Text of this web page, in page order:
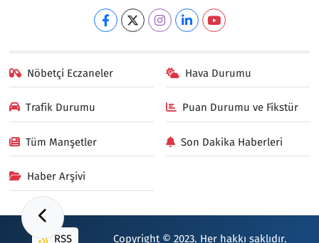
Nöbetçi Eczaneler Hava Durumu
Trafik Durumu Puan Durumu ve Fikstür
Tüm Manşetler Son Dakika Haberleri
Haber Arşivi
RSS Copyright © 2023. Her hakkı saklıdır.